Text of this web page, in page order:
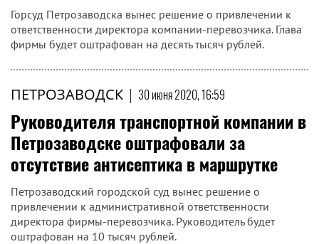
Горсуд Петрозаводска вынес решение о привлечении к
ответственности директора компании-перевозчика. Глава
фирмы будет оштрафован на десять тысяч рублей.
ПЕТРОЗАВОДСК | 30 июня 2020, 16:59
Руководителя транспортной компании в
Петрозаводске оштрафовали за
отсутствие антисептика в маршрутке
Петрозаводский городской суд вынес решение о
привлечении к административной ответственности
директора фирмы-перевозчика. Руководитель будет
оштрафован на 10 тысяч рублей.